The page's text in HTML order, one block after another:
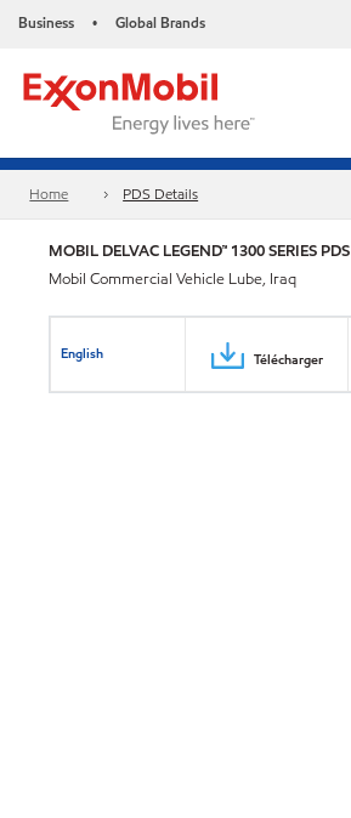
Business • Global Brands
Home PDS Details
MOBIL DELVAC LEGEND™ 1300 SERIES PDS
Mobil Commercial Vehicle Lube, Iraq
English Télécharger